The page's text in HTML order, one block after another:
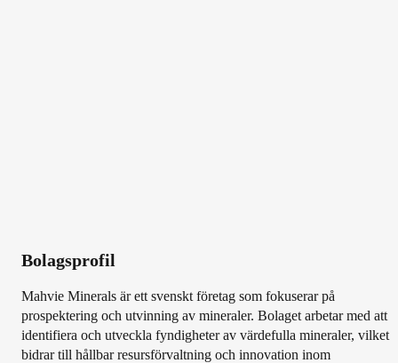
Bolagsprofil
Mahvie Minerals är ett svenskt företag som fokuserar på
prospektering och utvinning av mineraler. Bolaget arbetar med att
identifiera och utveckla fyndigheter av värdefulla mineraler, vilket
bidrar till hållbar resursförvaltning och innovation inom